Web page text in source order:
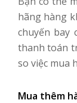
hãng hàng
chuyến bay
thanh toán
so việc mua
Mua thêm